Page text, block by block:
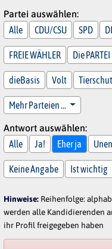
Partei auswählen:
Alle
CDU/CSU SPD
FREIE WÄHLER Die PARTEI
dieBasis Volt
Mehr Parteien …
Antwort auswählen:
Alle
Ja! Eher ja
Keine Angabe Ist wichtig
Hinweise: Reihenfolge:
werden alle Kandidierenden
ihr Profil freigegeben haben